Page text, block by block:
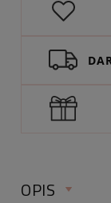
OPIS